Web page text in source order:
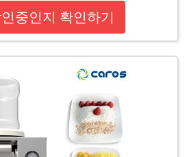
중인지 확인하기